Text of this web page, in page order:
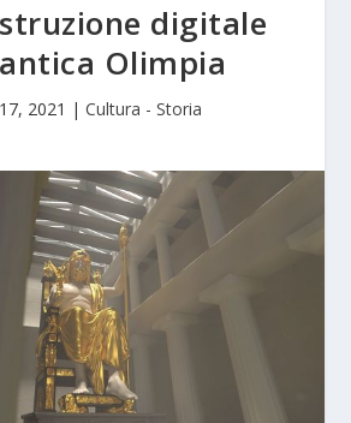
digitale
Olimpia
2021 | Cultura - Storia